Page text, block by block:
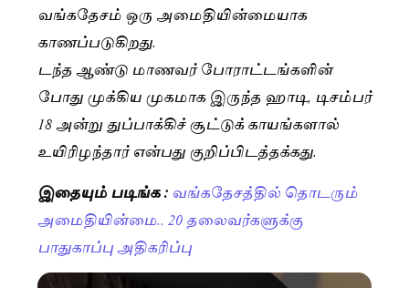
வங்கதேசம் ஒரு அமைதியின்மையாக
காணப்படுகிறது.
டந்த ஆண்டு மாணவர் போராட்டங்களின்
போது முக்கிய முகமாக இருந்த ஹாடி, டிசம்பர்
18 அன்று துப்பாக்கிச் சூட்டுக் காயங்களால்
உயிரிழந்தார் என்பது குறிப்பிடத்தக்கது.
இதையும் படிங்க : வங்கதேசத்தில் தொடரும்
அமைதியின்மை.. 20 தலைவர்களுக்கு
பாதுகாப்பு அதிகரிப்பு